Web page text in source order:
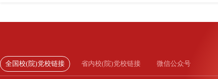
全国校(院)党校链接 省内校(院)党校链接 微信公众号